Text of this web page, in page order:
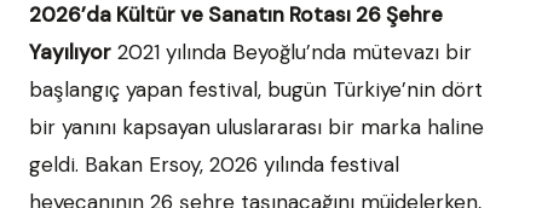
2026’da Kültür ve Sanatın Rotası 26 Şehre
Yayılıyor 2021 yılında Beyoğlu’nda mütevazı bir
başlangıç yapan festival, bugün Türkiye’nin dört
bir yanını kapsayan uluslararası bir marka haline
geldi. Bakan Ersoy, 2026 yılında festival
heyecanının 26 şehre taşınacağını müjdelerken,